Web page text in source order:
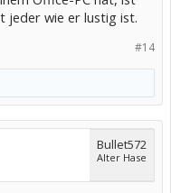
jeder wie er lustig ist.
#14
Bullet572
Alter Hase